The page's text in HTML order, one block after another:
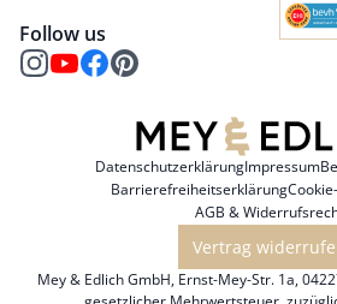
Follow us
DatenschutzerklärungImpressum
Barrierefreiheitserklärung
AGB &
Vertrag
Mey & Edlich GmbH, Ernst-Mey-Str. 1a,